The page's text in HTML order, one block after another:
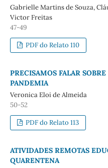
Gabrielle Martins de Souza,
Victor Freitas
47-49
PDF do Relato 110
PRECISAMOS FALAR
PANDEMIA
Veronica Eloi de Almeida
50-52
PDF do Relato 113
ATIVIDADES REMOTAS
QUARENTENA